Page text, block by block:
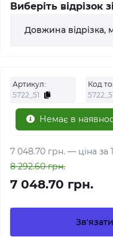
Виберіть відрізок зі
Довжина відрізка,
Артикул:
5722_51
Код
Немає в
7 048.70 грн. — ціна за
8 292.60 грн.
7 048.70 грн.